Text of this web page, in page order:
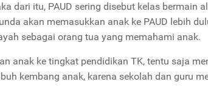
dari itu, PAUD sering disebut kelas bermain
akan memasukkan anak ke PAUD lebih
sebagai orang tua yang memahami anak.
anak ke tingkat pendidikan TK, tentu saja
kembang anak, karena sekolah dan guru